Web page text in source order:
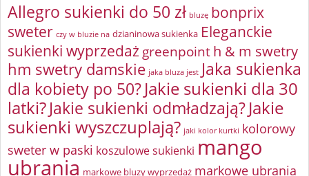
Allegro sukienki do 50 zł bluzę bonprix
sweter czy w bluzie na dzianinowa sukienka Eleganckie
sukienki wyprzedaż greenpointh & m swetry
hm swetry damskie jaka bluza jest Jaka sukienka
dla kobiety po 50?Jakie sukienki dla 30
latki?Jakie sukienki odmładzają?Jakie
sukienki wyszczuplają? jaki kolor kurtki kolorowy
sweter w paski koszulowe sukienki mango
ubrania markowe bluzy wyprzedaż markowe ubrania